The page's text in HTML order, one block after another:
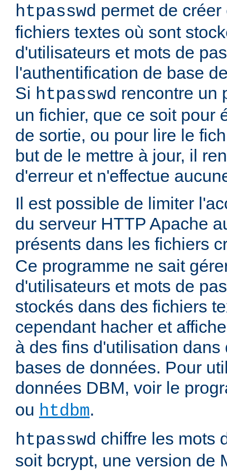
htpasswd permet de
fichiers textes où sont
d'utilisateurs et mots de
l'authentification de base
Si htpasswd rencontre un
un fichier, que ce soit pour
de sortie, ou pour lire le
but de le mettre à jour, il
d'erreur et n'effectue
Il est possible de limiter
du serveur HTTP Apache
présents dans les fichiers
Ce programme ne sait
d'utilisateurs et mots de
stockés dans des fichiers
cependant hacher et
à des fins d'utilisation dans
bases de données. Pour
données DBM, voir le
ou htdbm.
htpasswd chiffre les mots
soit bcrypt, une version de